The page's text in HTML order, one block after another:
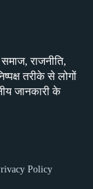
राजनीति,
तरीके से लोगों
जानकारी के
Policy